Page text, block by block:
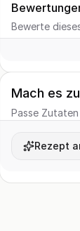
Bewerte
Mach es
Passe
Rezept